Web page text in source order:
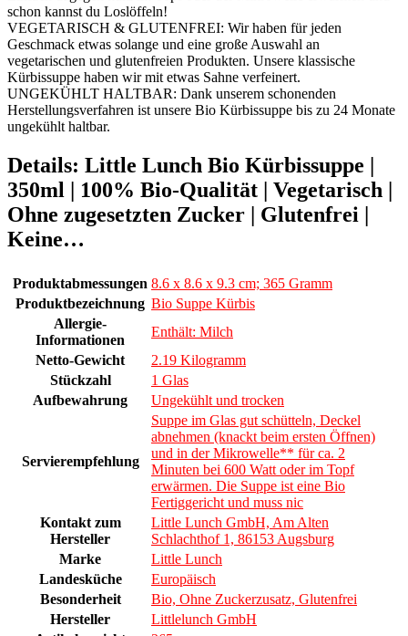
schon kannst du Loslöffeln!
VEGETARISCH & GLUTENFREI: Wir haben für jeden
Geschmack etwas solange und eine große Auswahl an
vegetarischen und glutenfreien Produkten. Unsere klassische
Kürbissuppe haben wir mit etwas Sahne verfeinert.
UNGEKÜHLT HALTBAR: Dank unserem schonenden
Herstellungsverfahren ist unsere Bio Kürbissuppe bis zu 24 Monate
ungekühlt haltbar.
Details: Little Lunch Bio Kürbissuppe |
350ml | 100% Bio-Qualität | Vegetarisch |
Ohne zugesetzten Zucker | Glutenfrei |
Keine…
Produktabmessungen 8.6 x 8.6 x 9.3 cm; 365 Gramm
Produktbezeichnung Bio Suppe Kürbis
Allergie-
Informationen
Enthält: Milch
Netto-Gewicht
2.19 Kilogramm
Stückzahl
1 Glas
Aufbewahrung
Ungekühlt und trocken
Servierempfehlung
Suppe im Glas gut schütteln, Deckel
abnehmen (knackt beim ersten Öffnen)
und in der Mikrowelle** für ca. 2
Minuten bei 600 Watt oder im Topf
erwärmen. Die Suppe ist eine Bio
Fertiggericht und muss nic
Kontakt zum
Hersteller
Little Lunch GmbH, Am Alten
Schlachthof 1, 86153 Augsburg
Marke
Little Lunch
Landesküche
Europäisch
Besonderheit
Bio, Ohne Zuckerzusatz, Glutenfrei
Hersteller
Littlelunch GmbH